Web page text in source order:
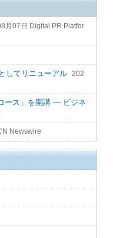
月07日 Digital PR Platfor
してリニューアル
202
ース」を開講 ― ビジネ
Newswire